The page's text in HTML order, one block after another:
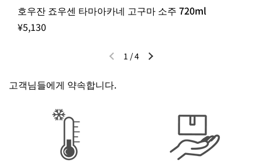
호우잔 죠우센 타마아카네 고구마 소주 720ml
¥5,130
이전 슬라이드다음 슬라이드
1 /4
고객님들에게 약속합니다.